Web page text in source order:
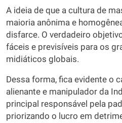
A ideia de que a cultura de
maioria anônima e
disfarce. O verdadeiro
fáceis e previsíveis para os
midiáticos globais.
Dessa forma, fica evidente o
alienante e manipulador da
principal responsável pela
priorizando o lucro em